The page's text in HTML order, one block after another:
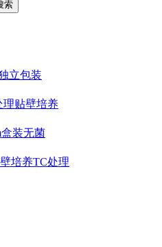
索
独立包装
理贴壁培养
盒装无菌
壁培养TC处理